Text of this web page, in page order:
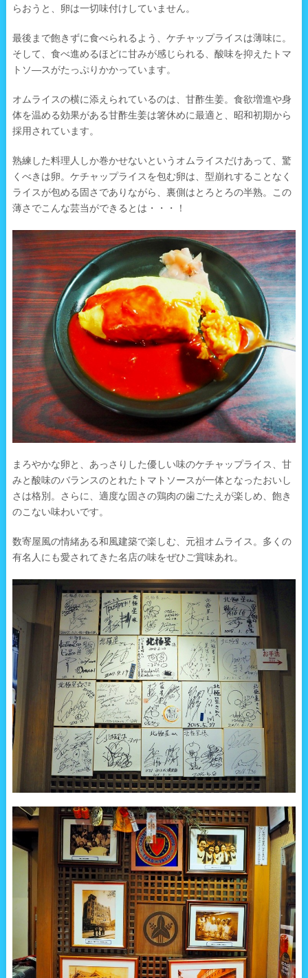
らおうと、卵は一切味付けしていません。
最後まで飽きずに食べられるよう、ケチャップライスは薄味に。
そして、食べ進めるほどに甘みが感じられる、酸味を抑えたトマ
トソ―スがたっぷりかかっています。
オムライスの横に添えられているのは、甘酢生姜。食欲増進や身
体を温める効果がある甘酢生姜は箸休めに最適と、昭和初期から
採用されています。
熟練した料理人しか巻かせないというオムライスだけあって、驚
くべきは卵。ケチャップライスを包む卵は、型崩れすることなく
ライスが包める固さでありながら、裏側はとろとろの半熟。この
薄さでこんな芸当ができるとは・・・！
まろやかな卵と、あっさりした優しい味のケチャップライス、甘
みと酸味のバランスのとれたトマトソースが一体となったおいし
さは格別。さらに、適度な固さの鶏肉の歯ごたえが楽しめ、飽き
のこない味わいです。
数寄屋風の情緒ある和風建築で楽しむ、元祖オムライス。多くの
有名人にも愛されてきた名店の味をぜひご賞味あれ。